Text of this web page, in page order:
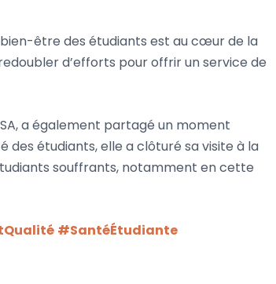
être des étudiants est au cœur de la
d’efforts pour offrir un service de
a également partagé un moment
des étudiants, elle a clôturé sa visite à la
souffrants, notamment en cette
#SantéÉtudiante